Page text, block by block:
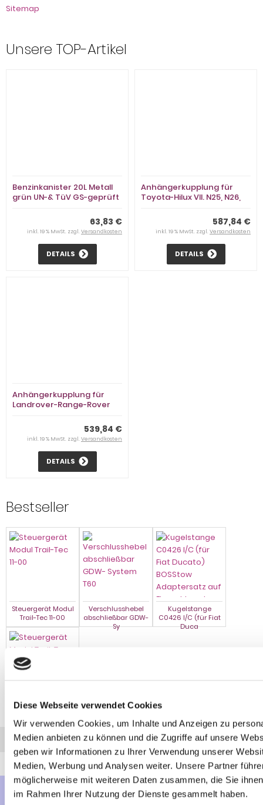
Diese Webseite verwendet Cookies
Wir verwenden Cookies, um Inhalte und Anzeigen zu
Medien anbieten zu können und die Zugriffe auf unsere
geben wir Informationen zu Ihrer Verwendung unserer
Medien, Werbung und Analysen weiter. Unsere Partner
möglicherweise mit weiteren Daten zusammen, die Sie
im Rahmen Ihrer Nutzung der Dienste gesammelt haben.
Sitemap
Unsere TOP-Artikel
Benzinkanister 20L Metall
grün UN-& TüV GS-geprüft
63,83 €
inkl. 19 % MwSt. zzgl. Versandkosten
DETAILS
Anhängerkupplung für
Toyota-Hilux VII. N25, N26,
587,84 €
inkl. 19 % MwSt. zzgl. Versandkosten
DETAILS
Anhängerkupplung für
Landrover-Range-Rover
539,84 €
inkl. 19 % MwSt. zzgl. Versandkosten
DETAILS
Bestseller
Steuergerät Modul
Trail-Tec 11-00
Verschlusshebel
abschließbar GDW-
Sy
Kugelstange
C0426 I/C (für Fiat
Duca
Steuergerät Modul
Anfrage Anrufen AHK-Finder
Mehr über...